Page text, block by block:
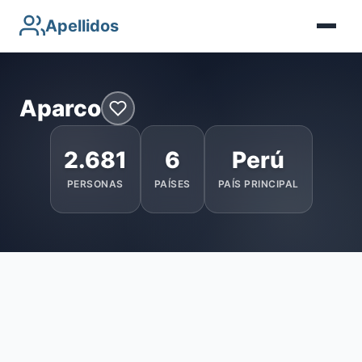
Apellidos
Aparco
2.681
PERSONAS
6
PAÍSES
Perú
PAÍS PRINCIPAL